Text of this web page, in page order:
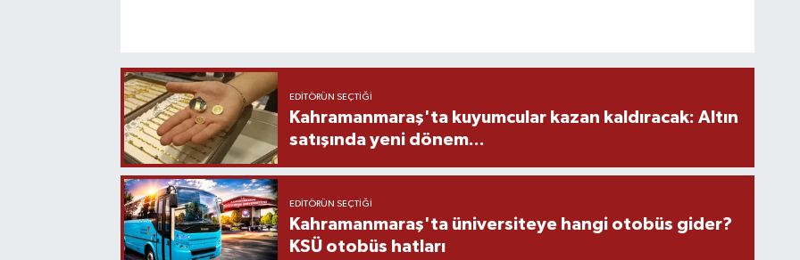
EDITÖRÜN SEÇTIĞI
Kahramanmaraş'ta kuyumcular kazan kaldıracak: Altın
satışında yeni dönem...
EDITÖRÜN SEÇTIĞI
Kahramanmaraş'ta üniversiteye hangi otobüs gider?
KSÜ otobüs hatları